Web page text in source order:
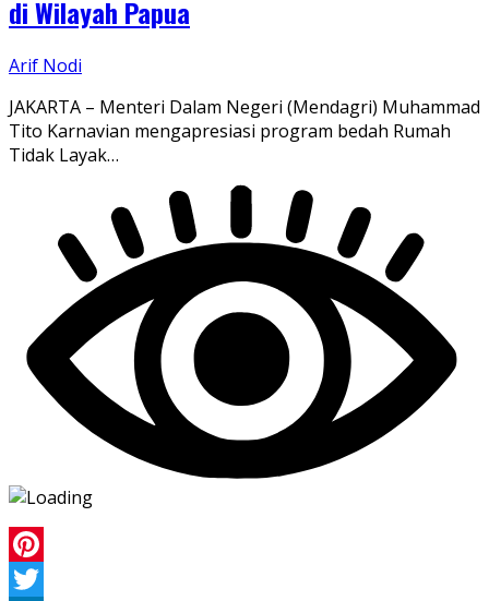
di Wilayah Papua
Arif Nodi
JAKARTA – Menteri Dalam Negeri (Mendagri) Muhammad
Tito Karnavian mengapresiasi program bedah Rumah
Tidak Layak…
Pinterest